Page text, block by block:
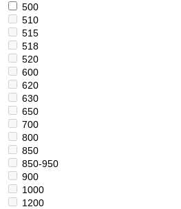
500
510
515
518
520
600
620
630
650
700
800
850
850-950
900
1000
1200